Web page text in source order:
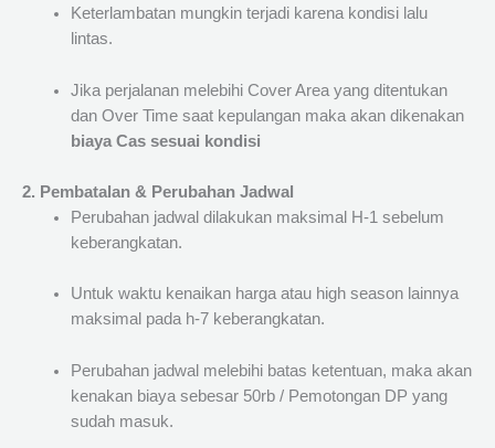
Keterlambatan mungkin terjadi karena kondisi lalu
lintas.
Jika perjalanan melebihi Cover Area yang ditentukan
dan Over Time saat kepulangan maka akan dikenakan
biaya Cas sesuai kondisi
2. Pembatalan & Perubahan Jadwal
Perubahan jadwal dilakukan maksimal H-1 sebelum
keberangkatan.
Untuk waktu kenaikan harga atau high season lainnya
maksimal pada h-7 keberangkatan.
Perubahan jadwal melebihi batas ketentuan, maka akan
kenakan biaya sebesar 50rb / Pemotongan DP yang
sudah masuk.